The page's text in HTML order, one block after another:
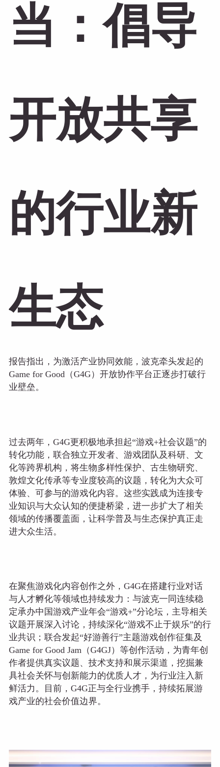
当：倡导
开放共享
的行业新
生态
报告指出，为激活产业协同效能，波克牵头发起的
Game for Good（G4G）开放协作平台正逐步打破行
业壁垒。
过去两年，G4G更积极地承担起“游戏+社会议题”的
转化功能，联合独立开发者、游戏团队及科研、文
化等跨界机构，将生物多样性保护、古生物研究、
敦煌文化传承等专业度较高的议题，转化为大众可
体验、可参与的游戏化内容。这些实践成为连接专
业知识与大众认知的便捷桥梁，进一步扩大了相关
领域的传播覆盖面，让科学普及与生态保护真正走
进大众生活。
在聚焦游戏化内容创作之外，G4G在搭建行业对话
与人才孵化等领域也持续发力：与波克一同连续稳
定承办中国游戏产业年会“游戏+”分论坛，主导相关
议题开展深入讨论，持续深化“游戏不止于娱乐”的行
业共识；联合发起“好游善行”主题游戏创作征集及
Game for Good Jam（G4GJ）等创作活动，为青年创
作者提供真实议题、技术支持和展示渠道，挖掘兼
具社会关怀与创新能力的优质人才，为行业注入新
鲜活力。目前，G4G正与全行业携手，持续拓展游
戏产业的社会价值边界。